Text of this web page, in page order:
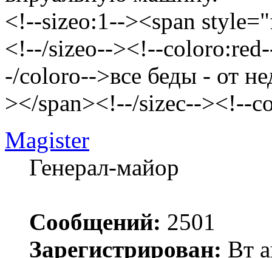
<!--sizeo:1--><span
<!--/sizeo--><!--
-/coloro-->все беды - от
></span><!--/sizec--><!--
Magister
Генерал-майор
Сообщений: 2501
Зарегистрирован: Вт